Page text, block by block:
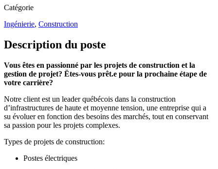
Catégorie
Ingénierie, Construction
Description du poste
Vous êtes en passionné par les projets de construction et la
gestion de projet? Ëtes-vous prêt.e pour la prochaine étape de
votre carrière?
Notre client est un leader québécois dans la construction
d’infrastructures de haute et moyenne tension, une entreprise qui a
su évoluer en fonction des besoins des marchés, tout en conservant
sa passion pour les projets complexes.
Types de projets de construction:
Postes électriques